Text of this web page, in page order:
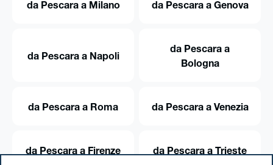
da Pescara a Milano da Pescara a Genova
da Pescara a Napoli
da Pescara a
Bologna
da Pescara a Roma da Pescara a Venezia
da Pescara a Firenze da Pescara a Trieste